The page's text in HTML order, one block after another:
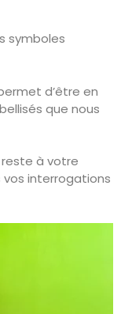
symboles
d’être en
que nous
reste à votre
interrogations